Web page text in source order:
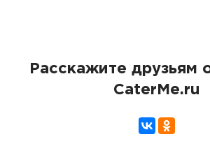
Расскажите друзьям
CaterMe.ru